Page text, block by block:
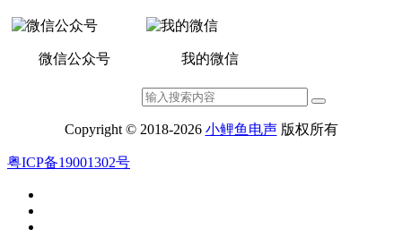
微信公众号 我的微信
Copyright © 2018-2026 小鲤鱼电声版权所有
粤ICP备19001302号